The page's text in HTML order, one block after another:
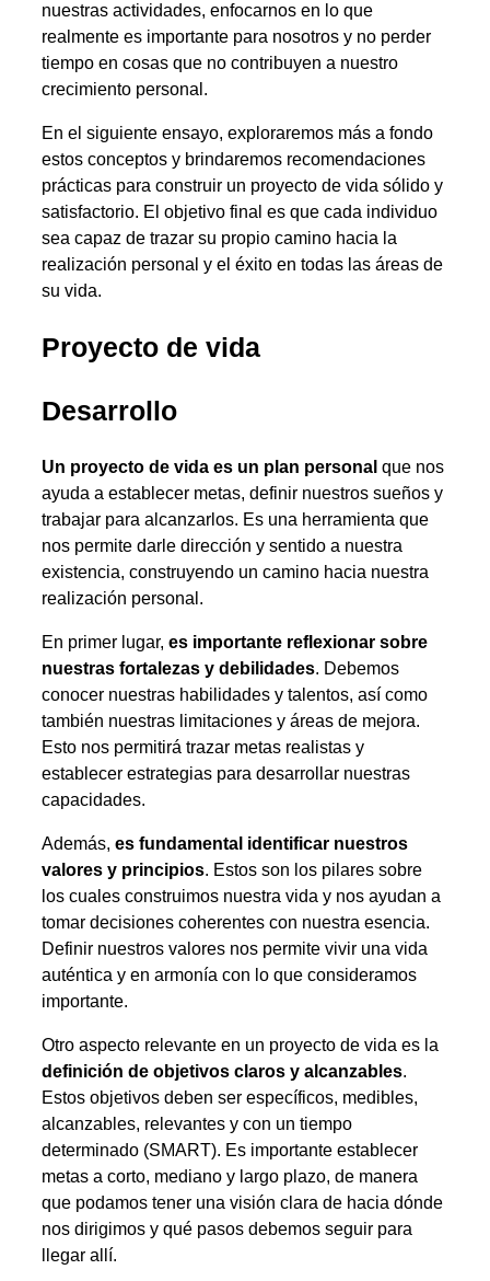
nuestras actividades, enfocarnos en lo que
realmente es importante para nosotros y no perder
tiempo en cosas que no contribuyen a nuestro
crecimiento personal.
En el siguiente ensayo, exploraremos más a fondo
estos conceptos y brindaremos recomendaciones
prácticas para construir un proyecto de vida sólido y
satisfactorio. El objetivo final es que cada individuo
sea capaz de trazar su propio camino hacia la
realización personal y el éxito en todas las áreas de
su vida.
Proyecto de vida
Desarrollo
Un proyecto de vida es un plan personal que nos
ayuda a establecer metas, definir nuestros sueños y
trabajar para alcanzarlos. Es una herramienta que
nos permite darle dirección y sentido a nuestra
existencia, construyendo un camino hacia nuestra
realización personal.
En primer lugar, es importante reflexionar sobre
nuestras fortalezas y debilidades. Debemos
conocer nuestras habilidades y talentos, así como
también nuestras limitaciones y áreas de mejora.
Esto nos permitirá trazar metas realistas y
establecer estrategias para desarrollar nuestras
capacidades.
Además, es fundamental identificar nuestros
valores y principios. Estos son los pilares sobre
los cuales construimos nuestra vida y nos ayudan a
tomar decisiones coherentes con nuestra esencia.
Definir nuestros valores nos permite vivir una vida
auténtica y en armonía con lo que consideramos
importante.
Otro aspecto relevante en un proyecto de vida es la
definición de objetivos claros y alcanzables.
Estos objetivos deben ser específicos, medibles,
alcanzables, relevantes y con un tiempo
determinado (SMART). Es importante establecer
metas a corto, mediano y largo plazo, de manera
que podamos tener una visión clara de hacia dónde
nos dirigimos y qué pasos debemos seguir para
llegar allí.